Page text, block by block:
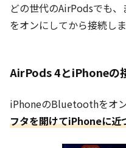
どの世代のAirPodsでも
をオンにしてから接続しま
AirPods 4とiPhoneの
iPhoneのBluetoothをオ
フタを開けてiPhoneに近